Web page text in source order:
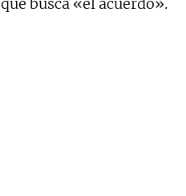
busca «el acuerdo».